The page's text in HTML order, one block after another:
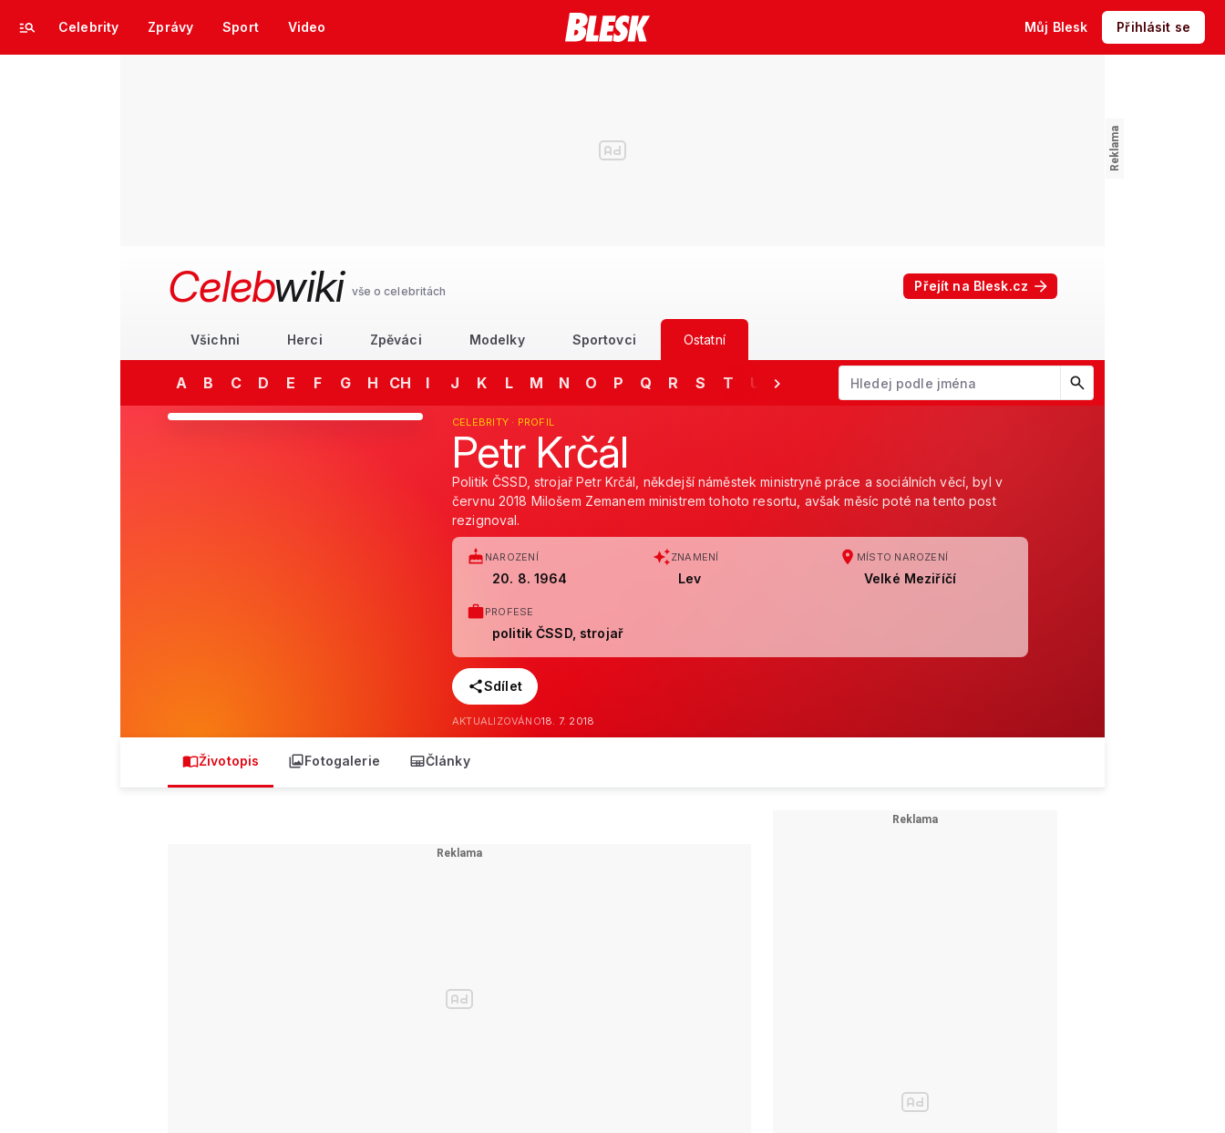
Celebrity Zprávy Sport Video Můj Blesk Přihlásit se
Celebwiki vše o celebritách Přejít na Blesk.cz
Všichni Herci Zpěváci Modelky Sportovci Ostatní
A B C D E F G H CH I J K L M N O P Q R S T U V Y Z
Začněte psát jméno. Šipkami dolů a nahoru procházejte návrhy,
CELEBRITY · PROFIL
Petr Krčál
Politik ČSSD, strojař Petr Krčál, někdejší náměstek ministryně práce a sociálních věcí, byl v
červnu 2018 Milošem Zemanem ministrem tohoto resortu, avšak měsíc poté na tento post
rezignoval.
NAROZENÍ
20. 8. 1964
ZNAMENÍ
Lev
MÍSTO NAROZENÍ
Velké Meziříčí
PROFESE
politik ČSSD, strojař
Sdílet
AKTUALIZOVÁNO18. 7. 2018
Životopis Fotogalerie Články